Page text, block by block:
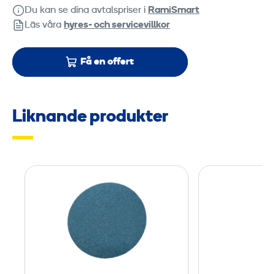
Du kan se dina avtalspriser i RamiSmart
Läs våra hyres‑ och servicevillkor
Få en offert
Liknande produkter
R
I
O
S
l